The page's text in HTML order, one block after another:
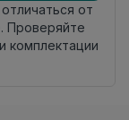
от
Проверяйте
комплектации